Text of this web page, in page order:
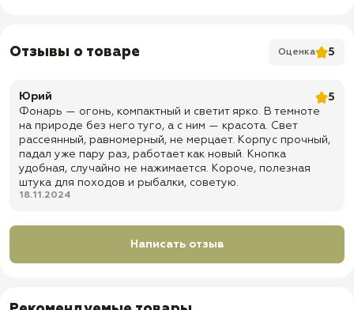
18650 держатель батареи;
Клипса на крышке фонаря (для ношения на поясе);
Зарядное устройство от автомобильного прикуривателя.
✅ Тип диода: LED (CREE T6)
✅ Время зарядки: 4 ч
✅Световой поток: 700 Лм
Отзывы о товаре Оценка 5
Юрий
5
Фонарь — огонь, компактный и светит ярко. В темноте
на природе без него туго, а с ним — красота. Свет
рассеянный, равномерный, не мерцает. Корпус прочный,
падал уже пару раз, работает как новый. Кнопка
удобная, случайно не нажимается. Короче, полезная
штука для походов и рыбалки, советую.
18.11.2024
Написать отзыв